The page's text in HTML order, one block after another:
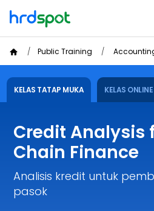
Public Training
KELAS TATAP MUKA KELAS ONLINE
Credit Analysis
Chain Finance
Analisis kredit untuk
pasok